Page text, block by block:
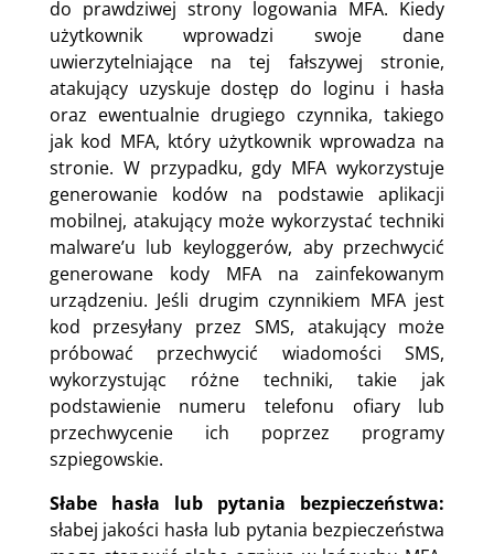
do prawdziwej strony logowania MFA. Kiedy
użytkownik wprowadzi swoje dane
uwierzytelniające na tej fałszywej stronie,
atakujący uzyskuje dostęp do loginu i hasła
oraz ewentualnie drugiego czynnika, takiego
jak kod MFA, który użytkownik wprowadza na
stronie. W przypadku, gdy MFA wykorzystuje
generowanie kodów na podstawie aplikacji
mobilnej, atakujący może wykorzystać techniki
malware’u lub keyloggerów, aby przechwycić
generowane kody MFA na zainfekowanym
urządzeniu. Jeśli drugim czynnikiem MFA jest
kod przesyłany przez SMS, atakujący może
próbować przechwycić wiadomości SMS,
wykorzystując różne techniki, takie jak
podstawienie numeru telefonu ofiary lub
przechwycenie ich poprzez programy
szpiegowskie.
Słabe hasła lub pytania bezpieczeństwa:
słabej jakości hasła lub pytania bezpieczeństwa